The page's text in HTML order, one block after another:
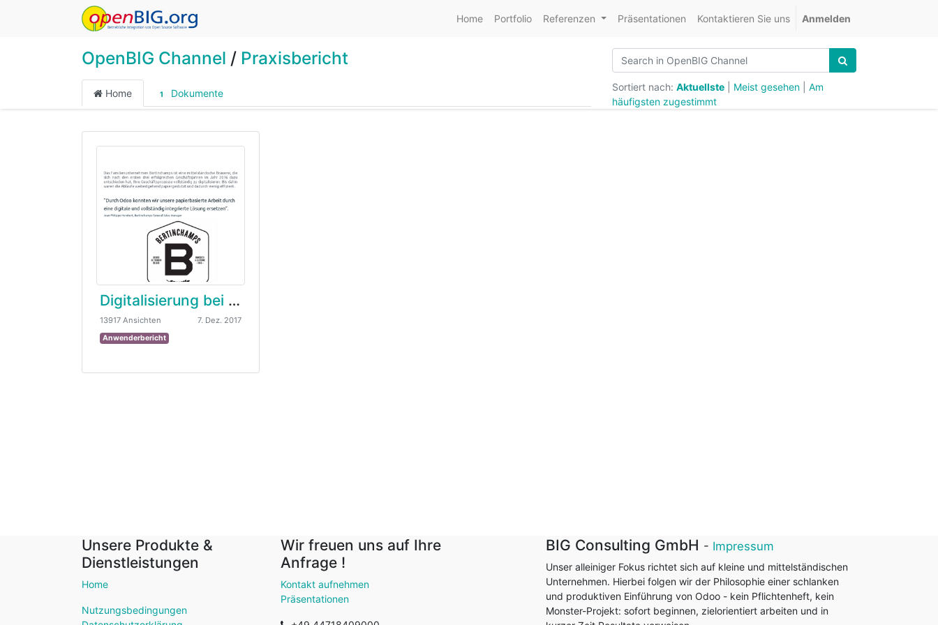
Home Portfolio Referenzen Präsentationen Kontaktieren Sie uns Anmelden
OpenBIG Channel / Praxisbericht
Home 1 Dokumente
Sortiert nach: Aktuellste Meist gesehen
Am
häufigsten zugestimmt
Digitalisierung bei einer Brauerei
13917 Ansichten 7. Dez. 2017
Anwenderbericht
Unsere Produkte &
Dienstleistungen
Home
Nutzungsbedingungen
Wir freuen uns auf Ihre
Anfrage !
Kontakt aufnehmen
Präsentationen
BIG Consulting GmbH - Impressum
Unser alleiniger Fokus richtet sich auf kleine und mittelständischen
Unternehmen. Hierbei folgen wir der Philosophie einer schlanken
und produktiven Einführung von Odoo - kein Pflichtenheft, kein
Monster-Projekt: sofort beginnen, zielorientiert arbeiten und in